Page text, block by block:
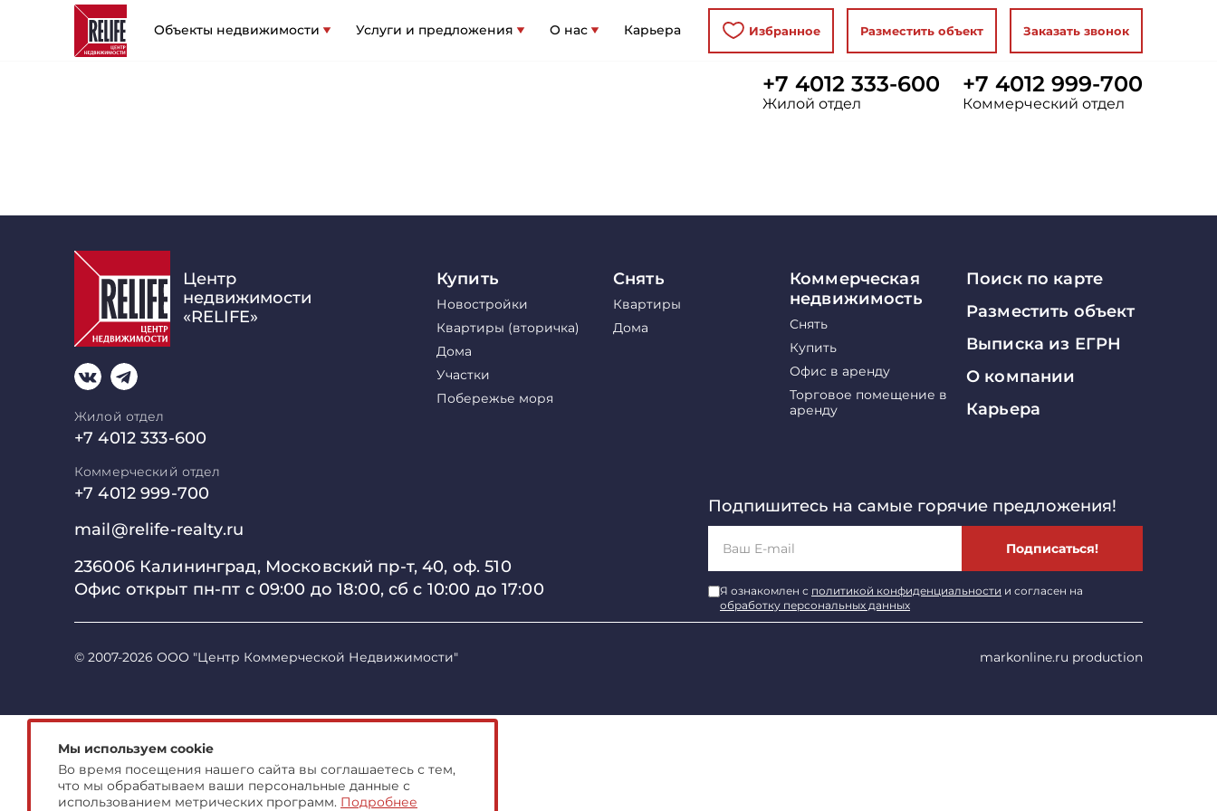
Объекты недвижимости Услуги и предложения О нас Карьера Избранное Разместить объект Заказать звонок
+7 4012 333-600
Жилой отдел
+7 4012 999-700
Коммерческий отдел
Центр
недвижимости
«RELIFE»
Жилой отдел
+7 4012 333-600
Коммерческий отдел
+7 4012 999-700
mail@relife-realty.ru
236006 Калининград, Московский пр-т, 40, оф. 510
Офис открыт пн-пт с 09:00 до18:00, сб с 10:00 до 17:00
Купить
Новостройки
Квартиры (вторичка)
Дома
Участки
Побережье моря
Снять
Квартиры
Дома
Коммерческая
недвижимость
Снять
Купить
Офис в аренду
Торговое помещение в
аренду
Поиск по карте
Разместить объект
Выписка из ЕГРН
О компании
Карьера
© 2007-2026 ООО "Центр Коммерческой Недвижимости" markonline.ru production
Подпишитесь на самые горячие предложения!
Подписаться!
Я ознакомлен с политикой конфиденциальности и согласен на
обработку персональных данных
Мы используем cookie
Во время посещения нашего сайта вы соглашаетесь с тем,
что мы обрабатываем ваши персональные данные с
использованием метрических программ. Подробнее